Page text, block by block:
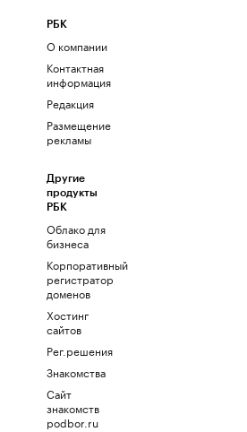
РБК
О компании
Контактная
информация
Редакция
Размещение
рекламы
Другие
продукты
РБК
Облако для
бизнеса
Корпоративный
регистратор
доменов
Хостинг
сайтов
Рег.решения
Знакомства
Сайт
знакомств
podbor.ru